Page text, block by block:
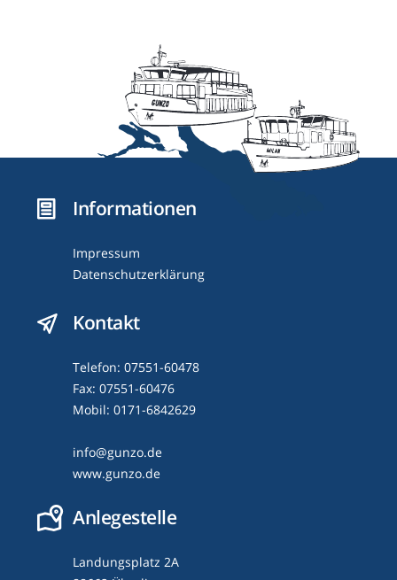
Informationen
Impressum
Datenschutzerklärung
Kontakt
Telefon: 07551-60478
Fax: 07551-60476
Mobil: 0171-6842629
info@gunzo.de
www.gunzo.de
Anlegestelle
Landungsplatz 2A